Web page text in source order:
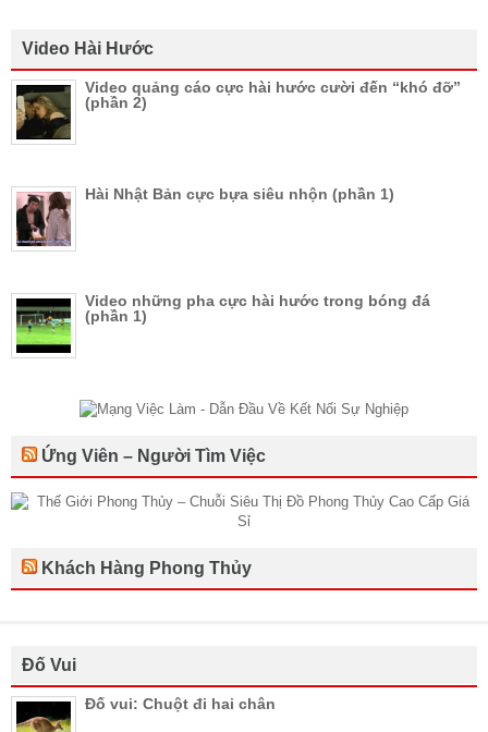
Video Hài Hước
Video quảng cáo cực hài hước cười đến “khó đỡ”
(phần 2)
Hài Nhật Bản cực bựa siêu nhộn (phần 1)
Video những pha cực hài hước trong bóng đá
(phần 1)
Ứng Viên – Người Tìm Việc
Khách Hàng Phong Thủy
Đố Vui
Đố vui: Chuột đi hai chân